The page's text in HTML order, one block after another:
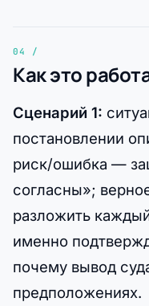
Как это
Сценарий 1:
постановлении
риск/ошибка —
согласны»;
разложить
именно
почему вывод
предположениях.